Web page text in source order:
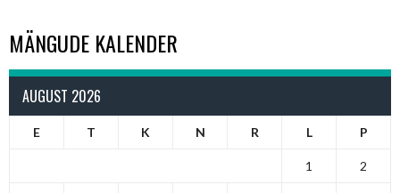
MÄNGUDE KALENDER
AUGUST 2026
E T K N R L P
1 2